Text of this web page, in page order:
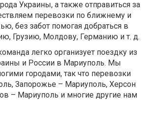
Украины, а также отправиться за
перевозки по ближнему и
без забот помогая добраться в
Грузию, Молдову, Германию и т. д.
легко организует поездку из
и России в Мариуполь. Мы
городами, так что перевозки
Запорожье – Мариуполь, Херсон
– Мариуполь и многие другие нам